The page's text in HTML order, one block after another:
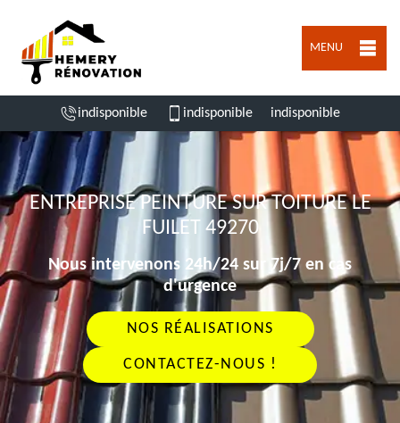
MENU
indisponible indisponible indisponible
ENTREPRISE PEINTURE SUR TOITURE LE
FUILET 49270
Nous intervenons 24h/24 sur 7j/7 en cas
d'urgence
NOS RÉALISATIONS
CONTACTEZ-NOUS !